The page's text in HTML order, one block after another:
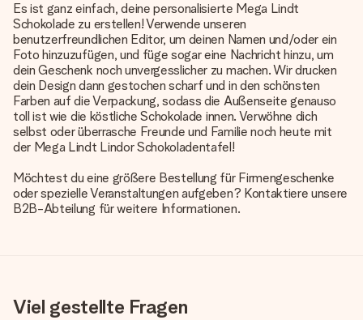
Es ist ganz einfach, deine personalisierte Mega Lindt
Schokolade zu erstellen! Verwende unseren
benutzerfreundlichen Editor, um deinen Namen und/oder ein
Foto hinzuzufügen, und füge sogar eine Nachricht hinzu, um
dein Geschenk noch unvergesslicher zu machen. Wir drucken
dein Design dann gestochen scharf und in den schönsten
Farben auf die Verpackung, sodass die Außenseite genauso
toll ist wie die köstliche Schokolade innen. Verwöhne dich
selbst oder überrasche Freunde und Familie noch heute mit
der Mega Lindt Lindor Schokoladentafel!
Möchtest du eine größere Bestellung für Firmengeschenke
oder spezielle Veranstaltungen aufgeben? Kontaktiere unsere
B2B-Abteilung für weitere Informationen.
Viel gestellte Fragen